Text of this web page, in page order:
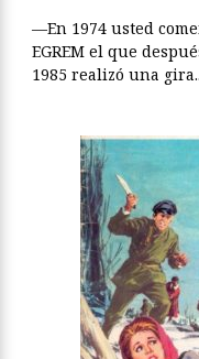
—En 1974 usted
EGREM el que
1985 realizó una